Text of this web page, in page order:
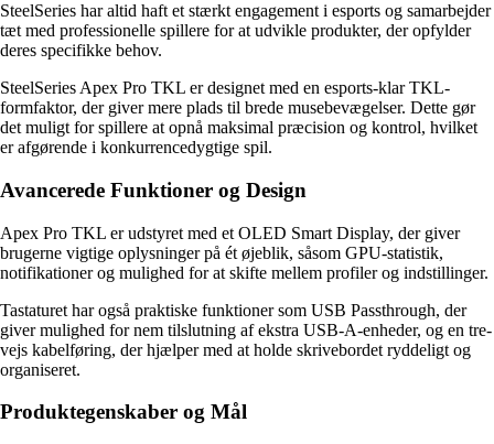
SteelSeries har altid haft et stærkt engagement i esports og samarbejder
tæt med professionelle spillere for at udvikle produkter, der opfylder
deres specifikke behov.
SteelSeries Apex Pro TKL er designet med en esports-klar TKL-
formfaktor, der giver mere plads til brede musebevægelser. Dette gør
det muligt for spillere at opnå maksimal præcision og kontrol, hvilket
er afgørende i konkurrencedygtige spil.
Avancerede Funktioner og Design
Apex Pro TKL er udstyret med et OLED Smart Display, der giver
brugerne vigtige oplysninger på ét øjeblik, såsom GPU-statistik,
notifikationer og mulighed for at skifte mellem profiler og indstillinger.
Tastaturet har også praktiske funktioner som USB Passthrough, der
giver mulighed for nem tilslutning af ekstra USB-A-enheder, og en tre-
vejs kabelføring, der hjælper med at holde skrivebordet ryddeligt og
organiseret.
Produktegenskaber og Mål